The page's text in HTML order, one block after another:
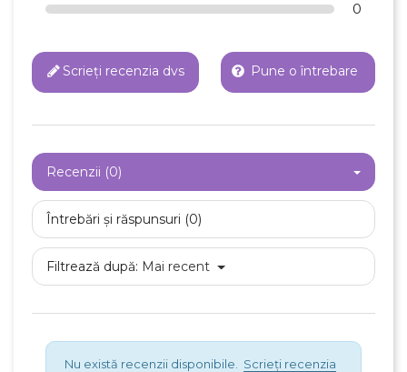
0
Scrieți recenzia dvs Pune o întrebare
Recenzii (0)
Întrebări și răspunsuri (0)
Filtrează după: Mai recent
Nu există recenzii disponibile. Scrieți recenzia
Creeaza o lista de dorinte ×
Numele listei de dorinte